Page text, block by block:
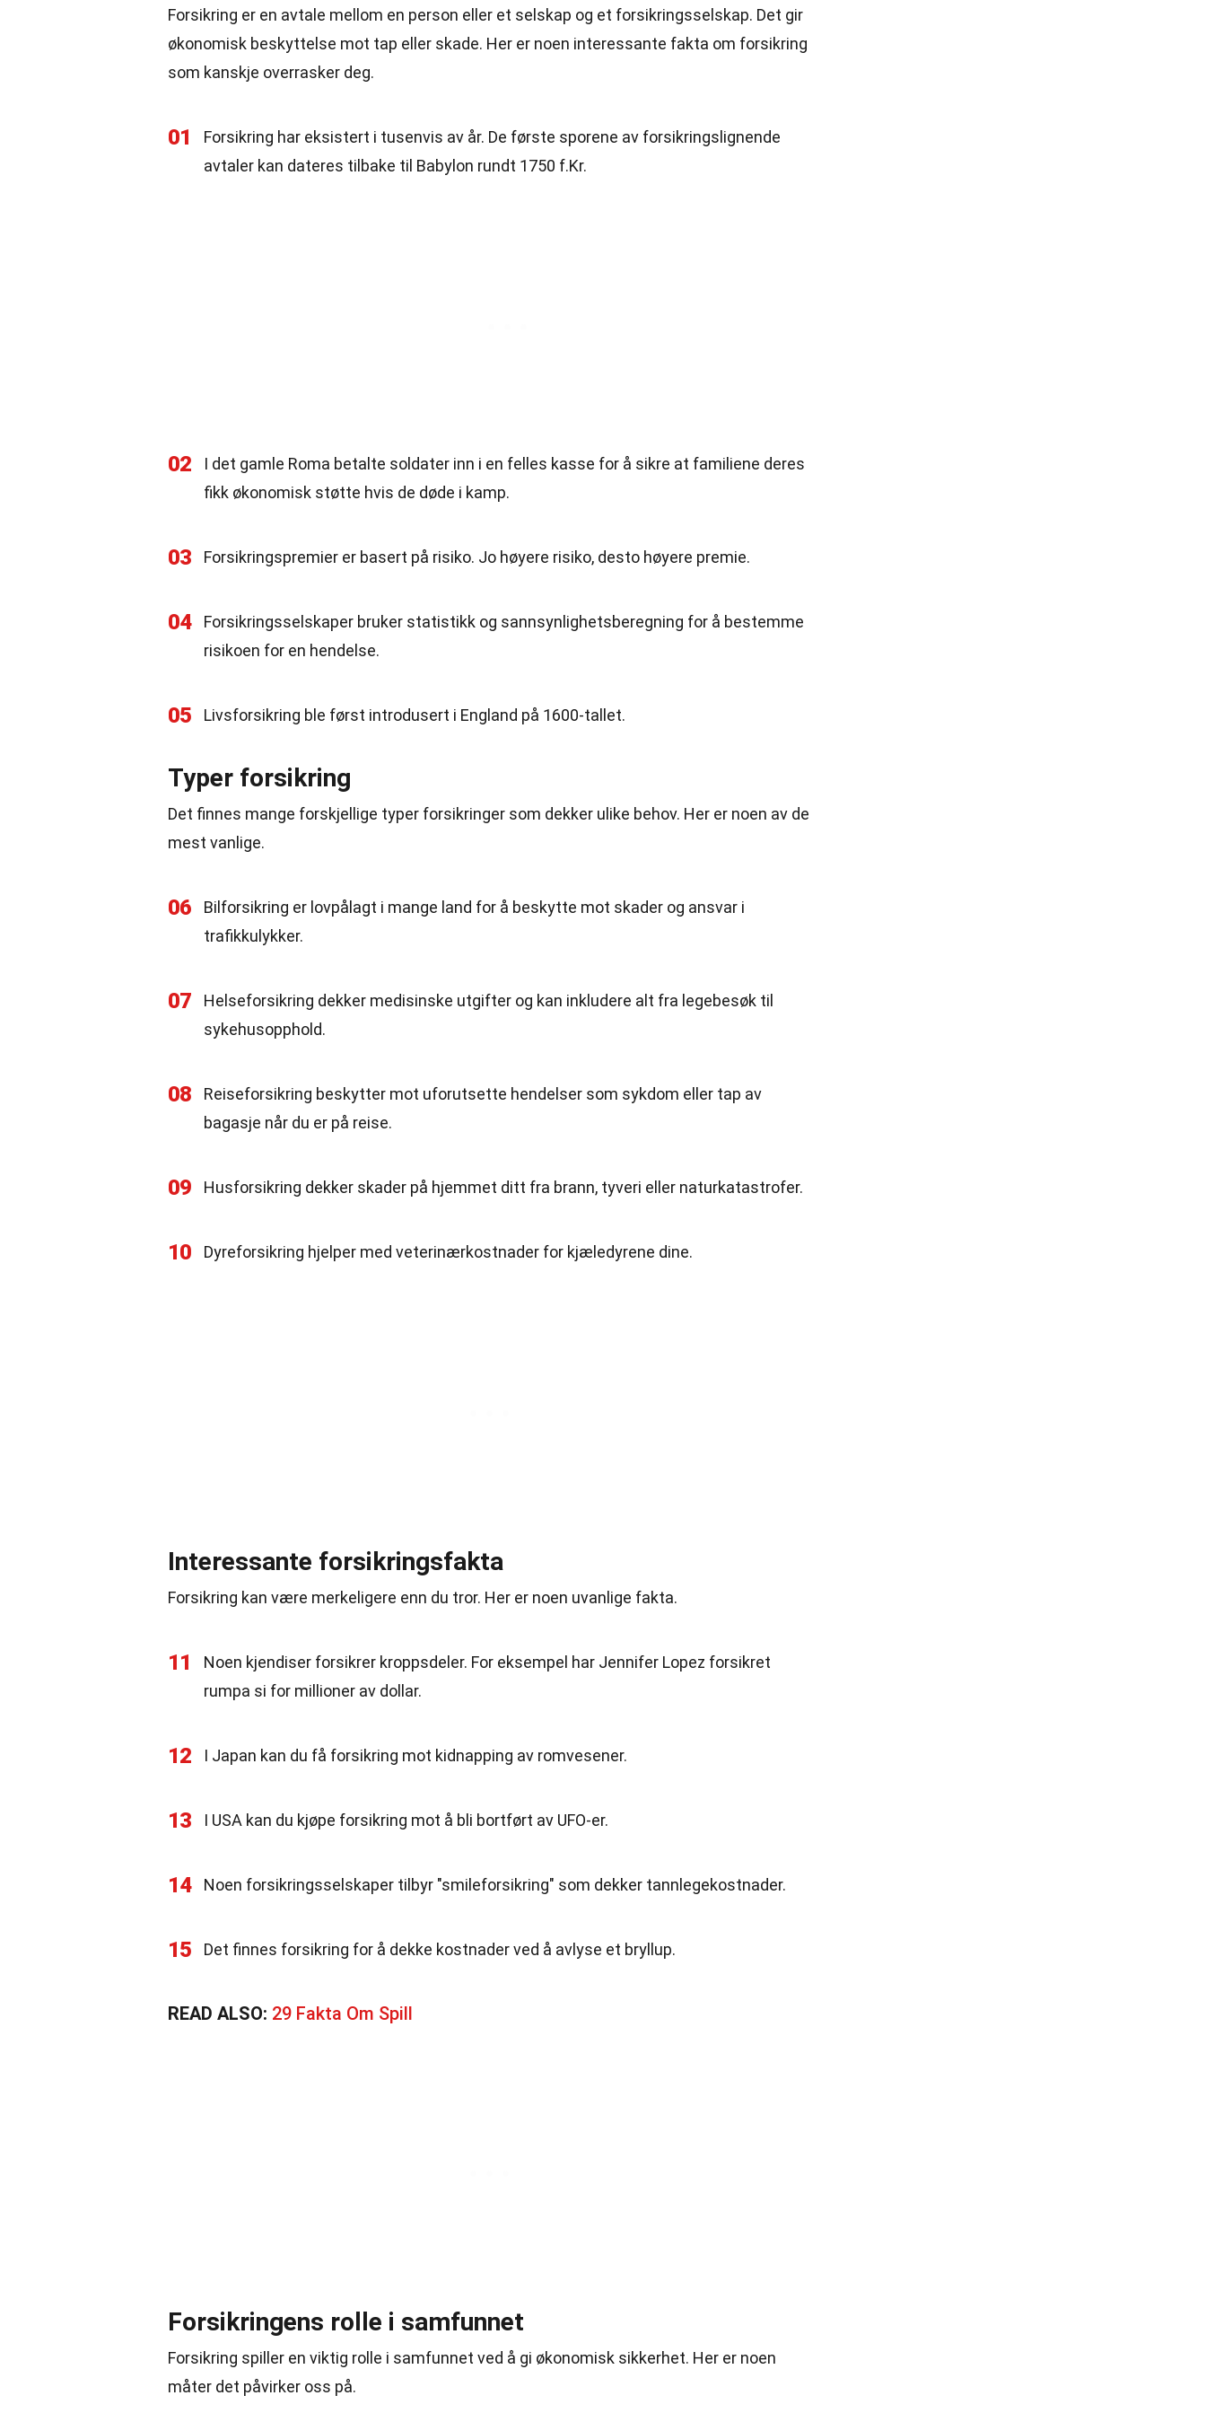
Forsikring er en avtale mellom en person eller et selskap og et forsikringsselskap. Det gir
økonomisk beskyttelse mot tap eller skade. Her er noen interessante fakta om forsikring
som kanskje overrasker deg.
01
Forsikring har eksistert i tusenvis av år. De første sporene av forsikringslignende
avtaler kan dateres tilbake til Babylon rundt 1750 f.Kr.
02
I det gamle Roma betalte soldater inn i en felles kasse for å sikre at familiene deres
fikk økonomisk støtte hvis de døde i kamp.
03 Forsikringspremier er basert på risiko. Jo høyere risiko, desto høyere premie.
04
Forsikringsselskaper bruker statistikk og sannsynlighetsberegning for å bestemme
risikoen for en hendelse.
05 Livsforsikring ble først introdusert i England på 1600-tallet.
Typer forsikring
Det finnes mange forskjellige typer forsikringer som dekker ulike behov. Her er noen av de
mest vanlige.
06
Bilforsikring er lovpålagt i mange land for å beskytte mot skader og ansvar i
trafikkulykker.
07
Helseforsikring dekker medisinske utgifter og kan inkludere alt fra legebesøk til
sykehusopphold.
08
Reiseforsikring beskytter mot uforutsette hendelser som sykdom eller tap av
bagasje når du er på reise.
09 Husforsikring dekker skader på hjemmet ditt fra brann, tyveri eller naturkatastrofer.
10 Dyreforsikring hjelper med veterinærkostnader for kjæledyrene dine.
Interessante forsikringsfakta
Forsikring kan være merkeligere enn du tror. Her er noen uvanlige fakta.
11
Noen kjendiser forsikrer kroppsdeler. For eksempel har Jennifer Lopez forsikret
rumpa si for millioner av dollar.
12 I Japan kan du få forsikring mot kidnapping av romvesener.
13 I USA kan du kjøpe forsikring mot å bli bortført av UFO-er.
14 Noen forsikringsselskaper tilbyr "smileforsikring" som dekker tannlegekostnader.
15 Det finnes forsikring for å dekke kostnader ved å avlyse et bryllup.
READ ALSO: 29 Fakta Om Spill
Forsikringens rolle i samfunnet
Forsikring spiller en viktig rolle i samfunnet ved å gi økonomisk sikkerhet. Her er noen
måter det påvirker oss på.